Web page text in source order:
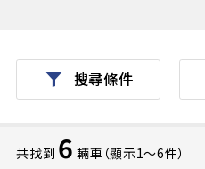
搜尋條件
共找到 6 輛車（顯示1〜6件）